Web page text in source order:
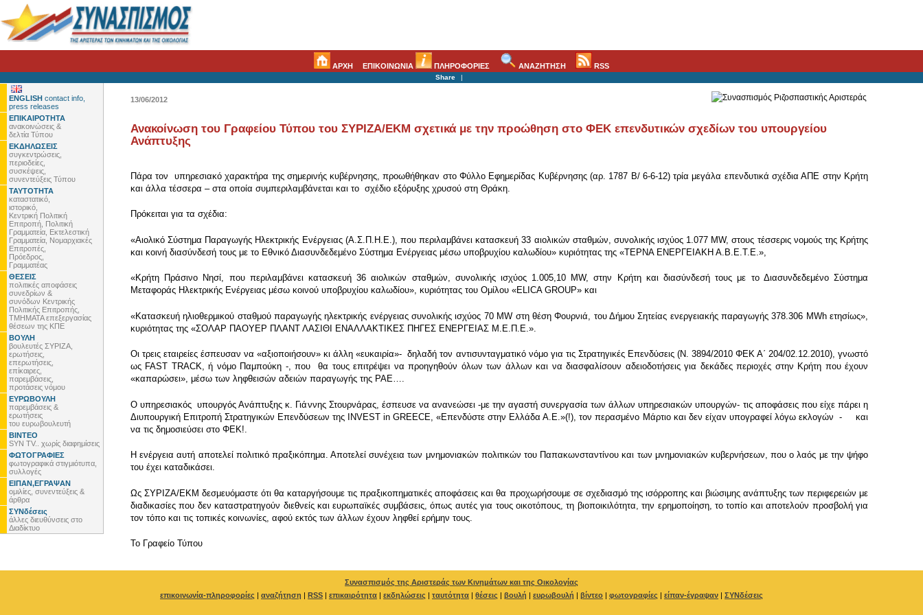
ΑΡΧΗ ΕΠΙΚΟΙΝΩΝΙΑ ΠΛΗΡΟΦΟΡΙΕΣ ΑΝΑΖΗΤΗΣΗ RSS
Share |
ENGLISH contact info,
press releases
ΕΠΙΚΑΙΡΟΤΗΤΑ
ανακοινώσεις &
δελτία Τύπου
ΕΚΔΗΛΩΣΕΙΣ
συγκεντρώσεις,
περιοδείες,
συσκέψεις,
συνεντεύξεις Τύπου
ΤΑΥΤΟΤΗΤΑ
καταστατικό,
ιστορικό,
Κεντρική Πολιτική
Επιτροπή, Πολιτική
Γραμματεία, Εκτελεστική
Γραμματεία, Νομαρχιακές
Επιτροπές,
Πρόεδρος,
Γραμματέας
ΘΕΣΕΙΣ
πολιτικές αποφάσεις
συνεδρίων &
συνόδων Κεντρικής
Πολιτικής Επιτροπής,
ΤΜΗΜΑΤΑ επεξεργασίας
θέσεων της ΚΠΕ
ΒΟΥΛΗ
βουλευτές ΣΥΡΙΖΑ,
ερωτήσεις,
επερωτήσεις,
επίκαιρες,
παρεμβάσεις,
προτάσεις νόμου
ΕΥΡΩΒΟΥΛΗ
παρεμβάσεις &
ερωτήσεις
του ευρωβουλευτή
ΒΙΝΤΕΟ
SYN TV.. χωρίς διαφημίσεις
ΦΩΤΟΓΡΑΦΙΕΣ
φωτογραφικά στιγμιότυπα,
συλλογές
ΕΙΠΑΝ,ΕΓΡΑΨΑΝ
ομιλίες, συνεντεύξεις &
άρθρα
ΣΥΝδέσεις
άλλες διευθύνσεις στο
Διαδίκτυο
13/06/2012
Ανακοίνωση του Γραφείου Τύπου του ΣΥΡΙΖΑ/ΕΚΜ σχετικά με την προώθηση στο ΦΕΚ επενδυτικών σχεδίων του υπουργείου
Ανάπτυξης
Πάρα τον υπηρεσιακό χαρακτήρα της σημερινής κυβέρνησης, προωθήθηκαν στο Φύλλο Εφημερίδας Κυβέρνησης (αρ. 1787 Β/ 6-6-12) τρία μεγάλα επενδυτικά σχέδια ΑΠΕ στην Κρήτη
και άλλα τέσσερα – στα οποία συμπεριλαμβάνεται και το σχέδιο εξόρυξης χρυσού στη Θράκη.
Πρόκειται για τα σχέδια:
«Αιολικό Σύστημα Παραγωγής Ηλεκτρικής Ενέργειας (Α.Σ.Π.Η.Ε.), που περιλαμβάνει κατασκευή 33 αιολικών σταθμών, συνολικής ισχύος 1.077 MW, στους τέσσερις νομούς της Κρήτης
και κοινή διασύνδεσή τους με το Εθνικό Διασυνδεδεμένο Σύστημα Ενέργειας μέσω υποβρυχίου καλωδίου» κυριότητας της «ΤΕΡΝΑ ΕΝΕΡΓΕΙΑΚΗ Α.Β.Ε.Τ.Ε.»,
«Κρήτη Πράσινο Νησί, που περιλαμβάνει κατασκευή 36 αιολικών σταθμών, συνολικής ισχύος 1.005,10 MW, στην Κρήτη και διασύνδεσή τους με το Διασυνδεδεμένο Σύστημα
Μεταφοράς Ηλεκτρικής Ενέργειας μέσω κοινού υποβρυχίου καλωδίου», κυριότητας του Ομίλου «ELICA GROUP» και
«Κατασκευή ηλιοθερμικού σταθμού παραγωγής ηλεκτρικής ενέργειας συνολικής ισχύος 70 MW στη θέση Φουρνιά, του Δήμου Σητείας ενεργειακής παραγωγής 378.306 MWh ετησίως»,
κυριότητας της «ΣΟΛΑΡ ΠΑΟΥΕΡ ΠΛΑΝΤ ΛΑΣΙΘΙ ΕΝΑΛΛΑΚΤΙΚΕΣ ΠΗΓΕΣ ΕΝΕΡΓΕΙΑΣ Μ.Ε.Π.Ε.».
Οι τρεις εταιρείες έσπευσαν να «αξιοποιήσουν» κι άλλη «ευκαιρία»- δηλαδή τον αντισυνταγματικό νόμο για τις Στρατηγικές Επενδύσεις (Ν. 3894/2010 ΦΕΚ Α΄ 204/02.12.2010), γνωστό
ως FAST TRACK, ή νόμο Παμπούκη -, που θα τους επιτρέψει να προηγηθούν όλων των άλλων και να διασφαλίσουν αδειοδοτήσεις για δεκάδες περιοχές στην Κρήτη που έχουν
«καπαρώσει», μέσω των ληφθεισών αδειών παραγωγής της ΡΑΕ….
Ο υπηρεσιακός υπουργός Ανάπτυξης κ. Γιάννης Στουρνάρας, έσπευσε να ανανεώσει -με την αγαστή συνεργασία των άλλων υπηρεσιακών υπουργών- τις αποφάσεις που είχε πάρει η
Διυπουργική Επιτροπή Στρατηγικών Επενδύσεων της INVEST in GREECE, «Επενδύστε στην Ελλάδα Α.Ε.»(!), τον περασμένο Μάρτιο και δεν είχαν υπογραφεί λόγω εκλογών - και
να τις δημοσιεύσει στο ΦΕΚ!.
Η ενέργεια αυτή αποτελεί πολιτικό πραξικόπημα. Αποτελεί συνέχεια των μνημονιακών πολιτικών του Παπακωνσταντίνου και των μνημονιακών κυβερνήσεων, που ο λαός με την ψήφο
του έχει καταδικάσει.
Ως ΣΥΡΙΖΑ/ΕΚΜ δεσμευόμαστε ότι θα καταργήσουμε τις πραξικοπηματικές αποφάσεις και θα προχωρήσουμε σε σχεδιασμό της ισόρροπης και βιώσιμης ανάπτυξης των περιφερειών με
διαδικασίες που δεν καταστρατηγούν διεθνείς και ευρωπαϊκές συμβάσεις, όπως αυτές για τους οικοτόπους, τη βιοποικιλότητα, την ερημοποίηση, το τοπίο και αποτελούν προσβολή για
τον τόπο και τις τοπικές κοινωνίες, αφού εκτός των άλλων έχουν ληφθεί ερήμην τους.
To Γραφείο Τύπου
Συνασπισμός της Αριστεράς των Κινημάτων και της Οικολογίας
επικοινωνία-πληροφορίες | αναζήτηση | RSS | επικαιρότητα | εκδηλώσεις | ταυτότητα | θέσεις | βουλή | ευρωβουλή | βίντεο | φωτογραφίες | είπαν-έγραψαν | ΣΥΝδέσεις